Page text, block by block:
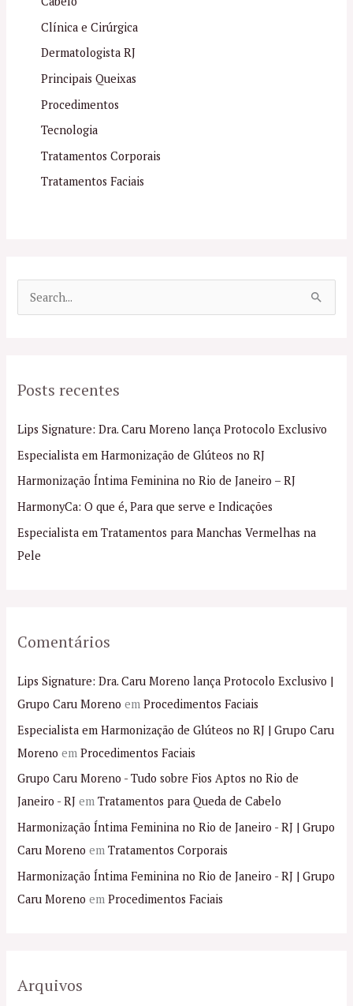
Clínica e Cirúrgica
Dermatologista RJ
Principais Queixas
Procedimentos
Tecnologia
Tratamentos Corporais
Tratamentos Faciais
u
s
a
r
p
o
r
Posts recentes
Lips Signature: Dra. Caru Moreno lança Protocolo Exclusivo
Especialista em Harmonização de Glúteos no RJ
Harmonização Íntima Feminina no Rio de Janeiro – RJ
HarmonyCa: O que é, Para que serve e Indicações
Especialista em Tratamentos para Manchas Vermelhas na
Pele
Comentários
Lips Signature: Dra. Caru Moreno lança Protocolo Exclusivo |
Grupo Caru Moreno emProcedimentos Faciais
Especialista em Harmonização de Glúteos no RJ | Grupo Caru
Moreno emProcedimentos Faciais
Grupo Caru Moreno - Tudo sobre Fios Aptos no Rio de
Janeiro - RJ emTratamentos para Queda de Cabelo
Harmonização Íntima Feminina no Rio de Janeiro - RJ | Grupo
Caru Moreno emTratamentos Corporais
Harmonização Íntima Feminina no Rio de Janeiro - RJ | Grupo
Caru Moreno emProcedimentos Faciais
Arquivos